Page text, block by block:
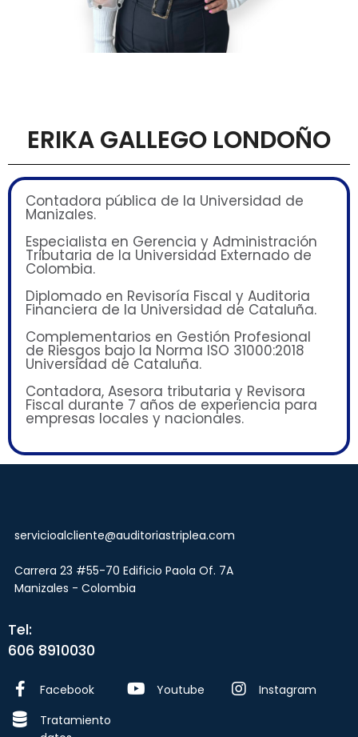
ERIKA GALLEGO LONDOÑO
Contadora pública de la Universidad de
Manizales.
Especialista en Gerencia y Administración
Tributaria de la Universidad Externado de
Colombia.
Diplomado en Revisoría Fiscal y Auditoria
Financiera de la Universidad de Cataluña.
Complementarios en Gestión Profesional
de Riesgos bajo la Norma ISO 31000:2018
Universidad de Cataluña.
Contadora, Asesora tributaria y Revisora
Fiscal durante 7 años de experiencia para
empresas locales y nacionales.
servicioalcliente@auditoriastriplea.com
Carrera 23 #55-70 Edificio Paola Of. 7A
Manizales - Colombia
Tel:
606 8910030
Facebook Youtube
Instagram
Tratamiento